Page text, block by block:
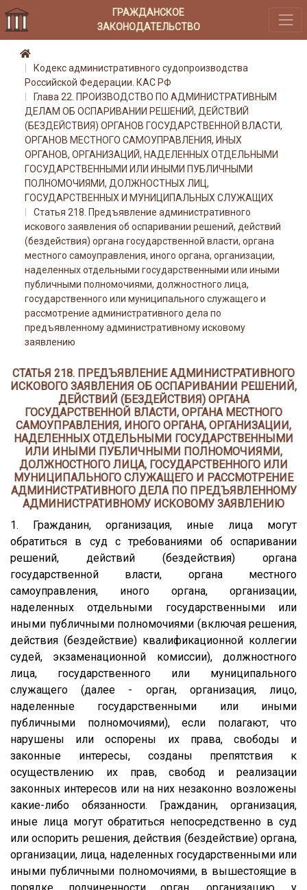
ГРАЖДАНСКОЕ
ЗАКОНОДАТЕЛЬСТВО
Кодекс административного судопроизводства
Российской Федерации. КАС РФ
Глава 22. ПРОИЗВОДСТВО ПО АДМИНИСТРАТИВНЫМ
ДЕЛАМ ОБ ОСПАРИВАНИИ РЕШЕНИЙ, ДЕЙСТВИЙ
(БЕЗДЕЙСТВИЯ) ОРГАНОВ ГОСУДАРСТВЕННОЙ ВЛАСТИ,
ОРГАНОВ МЕСТНОГО САМОУПРАВЛЕНИЯ, ИНЫХ
ОРГАНОВ, ОРГАНИЗАЦИЙ, НАДЕЛЕННЫХ ОТДЕЛЬНЫМИ
ГОСУДАРСТВЕННЫМИ ИЛИ ИНЫМИ ПУБЛИЧНЫМИ
ПОЛНОМОЧИЯМИ, ДОЛЖНОСТНЫХ ЛИЦ,
ГОСУДАРСТВЕННЫХ И МУНИЦИПАЛЬНЫХ СЛУЖАЩИХ
Статья 218. Предъявление административного
искового заявления об оспаривании решений, действий
(бездействия) органа государственной власти, органа
местного самоуправления, иного органа, организации,
наделенных отдельными государственными или иными
публичными полномочиями, должностного лица,
государственного или муниципального служащего и
рассмотрение административного дела по
предъявленному административному исковому
заявлению
СТАТЬЯ 218. ПРЕДЪЯВЛЕНИЕ АДМИНИСТРАТИВНОГО
ИСКОВОГО ЗАЯВЛЕНИЯ ОБ ОСПАРИВАНИИ РЕШЕНИЙ,
ДЕЙСТВИЙ (БЕЗДЕЙСТВИЯ) ОРГАНА
ГОСУДАРСТВЕННОЙ ВЛАСТИ, ОРГАНА МЕСТНОГО
САМОУПРАВЛЕНИЯ, ИНОГО ОРГАНА, ОРГАНИЗАЦИИ,
НАДЕЛЕННЫХ ОТДЕЛЬНЫМИ ГОСУДАРСТВЕННЫМИ
ИЛИ ИНЫМИ ПУБЛИЧНЫМИ ПОЛНОМОЧИЯМИ,
ДОЛЖНОСТНОГО ЛИЦА, ГОСУДАРСТВЕННОГО ИЛИ
МУНИЦИПАЛЬНОГО СЛУЖАЩЕГО И РАССМОТРЕНИЕ
АДМИНИСТРАТИВНОГО ДЕЛА ПО ПРЕДЪЯВЛЕННОМУ
АДМИНИСТРАТИВНОМУ ИСКОВОМУ ЗАЯВЛЕНИЮ
1. Гражданин, организация, иные лица могут
обратиться в суд с требованиями об оспаривании
решений, действий (бездействия) органа
государственной власти, органа местного
самоуправления, иного органа, организации,
наделенных отдельными государственными или
иными публичными полномочиями (включая решения,
действия (бездействие) квалификационной коллегии
судей, экзаменационной комиссии), должностного
лица, государственного или муниципального
служащего (далее - орган, организация, лицо,
наделенные государственными или иными
публичными полномочиями), если полагают, что
нарушены или оспорены их права, свободы и
законные интересы, созданы препятствия к
осуществлению их прав, свобод и реализации
законных интересов или на них незаконно возложены
какие-либо обязанности. Гражданин, организация,
иные лица могут обратиться непосредственно в суд
или оспорить решения, действия (бездействие) органа,
организации, лица, наделенных государственными или
иными публичными полномочиями, в вышестоящие в